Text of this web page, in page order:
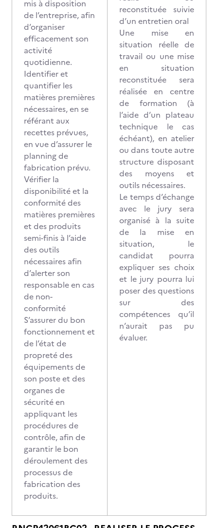
mis à disposition
de l’entreprise, afin
d’organiser
efficacement son
activité
quotidienne.
Identifier et
quantifier les
matières premières
nécessaires, en se
référant aux
recettes prévues,
en vue d’assurer le
planning de
fabrication prévu.
Vérifier la
disponibilité et la
conformité des
matières premières
et des produits
semi-finis à l’aide
des outils
nécessaires afin
d’alerter son
responsable en cas
de non-
conformité
S’assurer du bon
fonctionnement et
de l’état de
propreté des
équipements de
son poste et des
organes de
sécurité en
appliquant les
procédures de
contrôle, afin de
garantir le bon
déroulement des
processus de
fabrication des
produits.
reconstituée suivie
d’un entretien oral
Une mise en
situation réelle de
travail ou une mise
en situation
reconstituée sera
réalisée en centre
de formation (à
l’aide d’un plateau
technique le cas
échéant), en atelier
ou dans toute autre
structure disposant
des moyens et
outils nécessaires.
Le temps d’échange
avec le jury sera
organisé à la suite
de la mise en
situation, le
candidat pourra
expliquer ses choix
et le jury pourra lui
poser des questions
sur des
compétences qu’il
n’aurait pas pu
évaluer.